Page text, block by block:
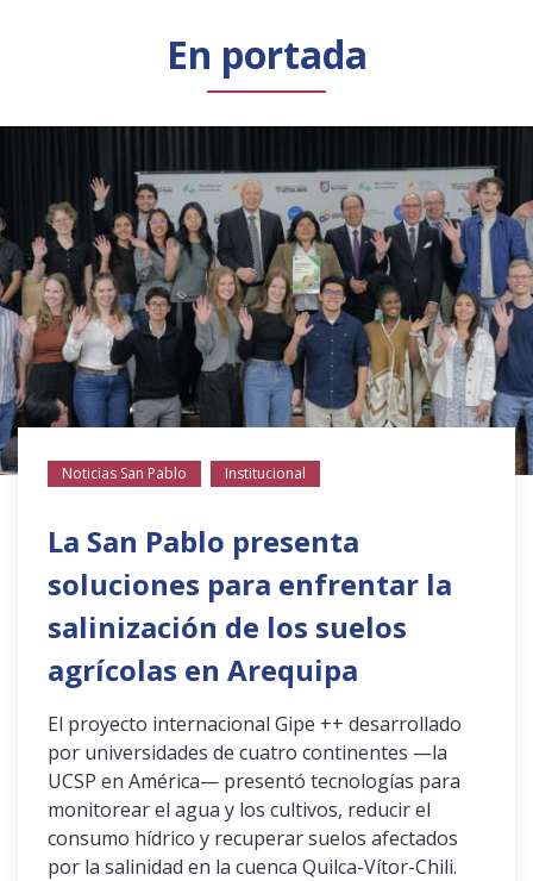
En portada
Noticias San Pablo Institucional
La San Pablo presenta
soluciones para enfrentar la
salinización de los suelos
agrícolas en Arequipa
El proyecto internacional Gipe ++ desarrollado
por universidades de cuatro continentes —la
UCSP en América— presentó tecnologías para
monitorear el agua y los cultivos, reducir el
consumo hídrico y recuperar suelos afectados
por la salinidad en la cuenca Quilca-Vítor-Chili.